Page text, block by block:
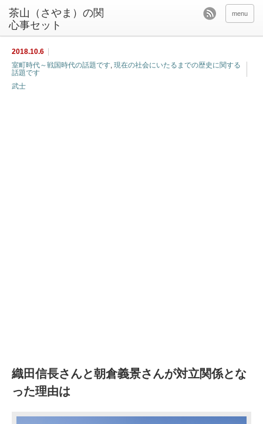
茶山（さやま）の関
心事セット
menu
2018.10.6
室町時代～戦国時代の話題です, 現在の社会にいたるまでの歴史に関する
話題です
武士
織田信長さんと朝倉義景さんが対立関係とな
った理由は